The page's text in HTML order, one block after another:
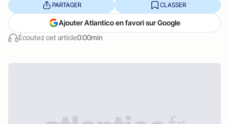
Écoutez cet article0:00min
PARTAGER CLASSER
Ajouter Atlantico en favori sur Google